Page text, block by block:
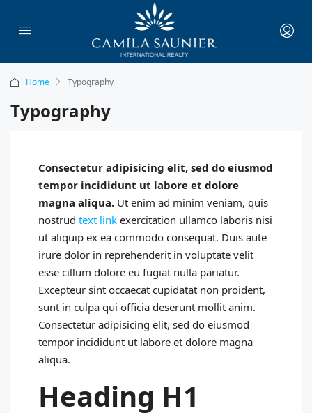
Home Typography
Typography
Consectetur adipisicing elit, sed do eiusmod
tempor incididunt ut labore et dolore
magna aliqua. Ut enim ad minim veniam, quis
nostrud text link exercitation ullamco laboris nisi
ut aliquip ex ea commodo consequat. Duis aute
irure dolor in reprehenderit in voluptate velit
esse cillum dolore eu fugiat nulla pariatur.
Excepteur sint occaecat cupidatat non proident,
sunt in culpa qui officia deserunt mollit anim.
Consectetur adipisicing elit, sed do eiusmod
tempor incididunt ut labore et dolore magna
aliqua.
Heading H1